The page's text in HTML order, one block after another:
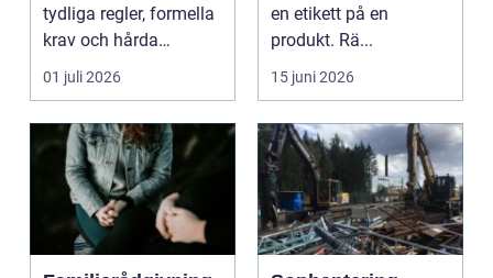
tydliga regler, formella
krav och hårda
tidsfrister. För ...
01 juli 2026
en etikett på en
produkt. Rä...
15 juni 2026